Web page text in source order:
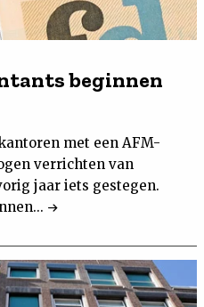
beginnen
met een AFM-
verrichten van
jaar iets gestegen.